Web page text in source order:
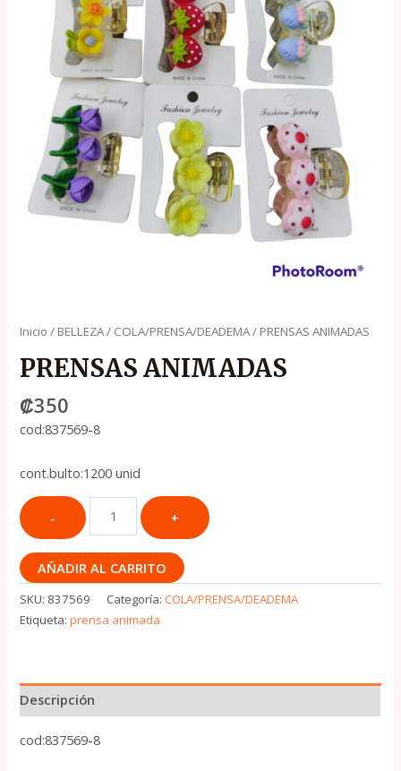
Inicio / BELLEZA/ COLA/PRENSA/DEADEMA/ PRENSAS ANIMADAS
PRENSAS ANIMADAS
₡350
cod:837569-8
cont.bulto:1200 unid
AÑADIR AL CARRITO
SKU: 837569 Categoría:COLA/PRENSA/DEADEMA
Etiqueta:prensa animada
Descripción
cod:837569-8